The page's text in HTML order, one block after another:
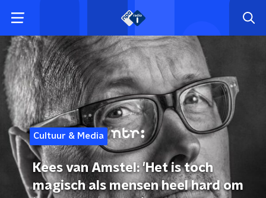
Cultuur & Media
Kees van Amstel: 'Het is toch
magisch als mensen heel hard om